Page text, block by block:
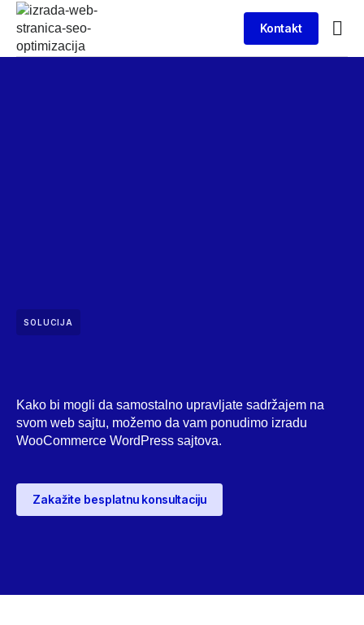
Kontakt
SOLUCIJA
Kako bi mogli da samostalno upravljate sadržajem na
svom web sajtu, možemo da vam ponudimo izradu
WooCommerce WordPress sajtova.
Zakažite besplatnu konsultaciju